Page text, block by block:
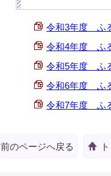
令和3年度 ふ
令和4年度 ふ
令和5年度 ふ
令和6年度 ふ
令和7年度 ふ
前のページへ戻る